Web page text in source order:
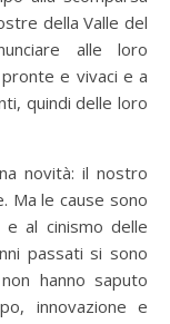
della Valle del
alle loro
e vivaci e a
quindi delle loro
novità: il nostro
Ma le cause sono
e al cinismo delle
passati si sono
hanno saputo
innovazione e